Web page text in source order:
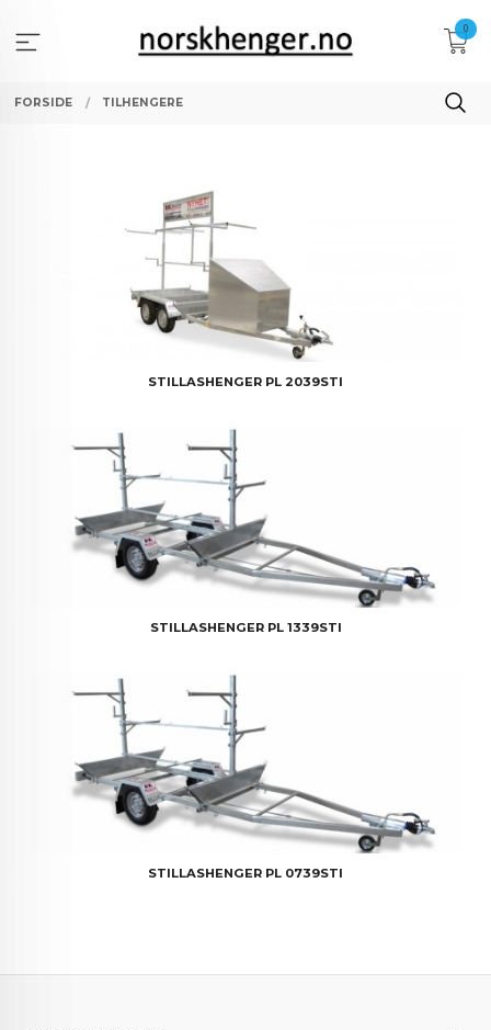
innholdet
0
FORSIDE TILHENGERE
STILLASHENGER PL 2039STI
STILLASHENGER PL 1339STI
STILLASHENGER PL 0739STI